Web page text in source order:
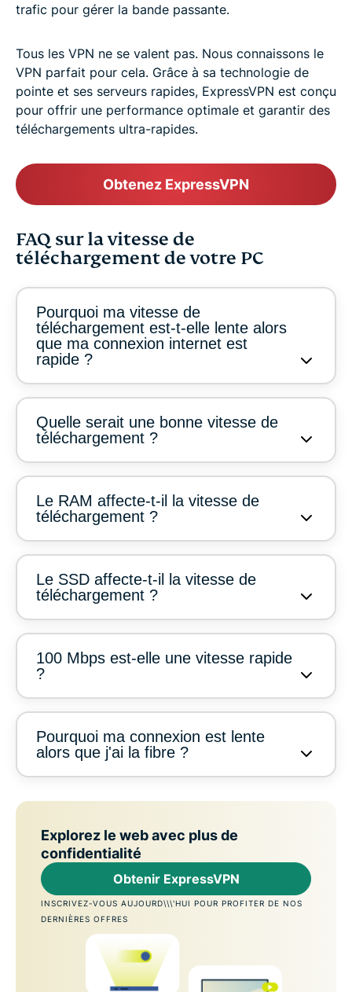
trafic pour gérer la bande passante.
Tous les VPN ne se valent pas. Nous connaissons le
VPN parfait pour cela. Grâce à sa technologie de
pointe et ses serveurs rapides, ExpressVPN est conçu
pour offrir une performance optimale et garantir des
téléchargements ultra-rapides.
Obtenez ExpressVPN
FAQ sur la vitesse de
téléchargement de votre PC
Pourquoi ma vitesse de
téléchargement est-t-elle lente alors
que ma connexion internet est
rapide ?
Quelle serait une bonne vitesse de
téléchargement ?
Le RAM affecte-t-il la vitesse de
téléchargement ?
Le SSD affecte-t-il la vitesse de
téléchargement ?
100 Mbps est-elle une vitesse rapide
?
Pourquoi ma connexion est lente
alors que j'ai la fibre ?
Explorez le web avec plus de
confidentialité
Obtenir ExpressVPN
INSCRIVEZ-VOUS AUJOURD\\\'HUI POUR PROFITER DE NOS
DERNIÈRES OFFRES